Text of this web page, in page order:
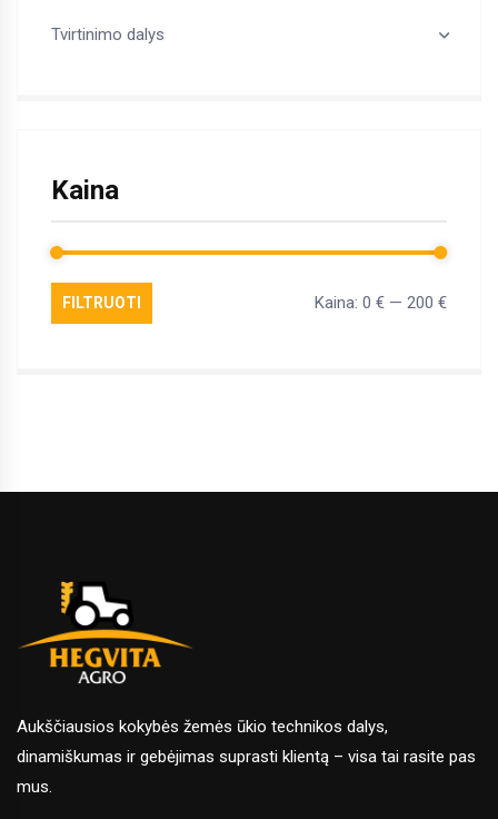
Tvirtinimo dalys
Kaina
FILTRUOTI Kaina: 0 € — 200 €
Aukščiausios kokybės žemės ūkio technikos dalys,
dinamiškumas ir gebėjimas suprasti klientą – visa tai rasite pas
mus.